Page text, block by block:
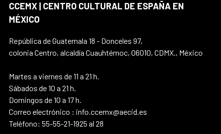
CCEMX | CENTRO CULTURAL DE ESPAÑA EN
MÉXICO
República de Guatemala 18 - Donceles 97,
colonia Centro, alcaldía Cuauhtémoc, 06010, CDMX., México
Martes a viernes de 11 a 21 h.
Sábados de 10 a 21 h.
Domingos de 10 a 17 h.
Correo electrónico : info.ccemx@aecid.es
Teléfono: 55-55-21-1925 al 28